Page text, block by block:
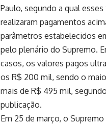
Paulo, segundo a qual
realizaram pagamentos
parâmetros estabelecidos
pelo plenário do Supremo.
casos, os valores pagos
os R$ 200 mil, sendo o
mais de R$ 495 mil,
publicação.
Em 25 de março, o